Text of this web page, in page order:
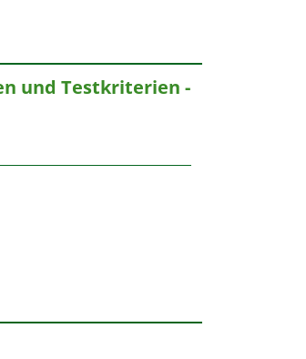
und Testkriterien -